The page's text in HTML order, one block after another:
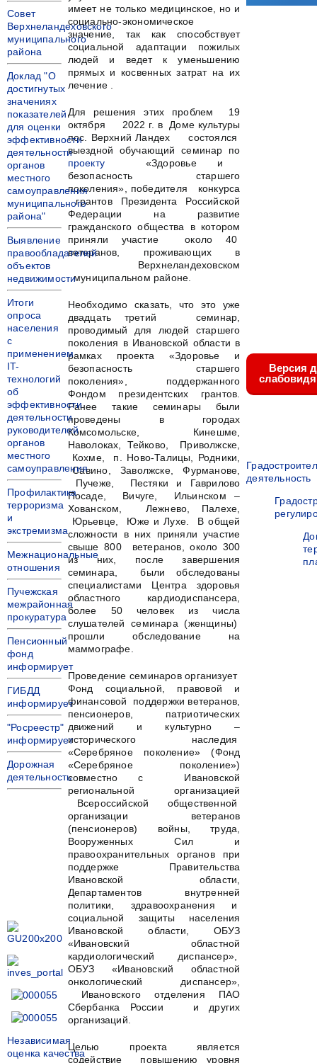
имеет не только медицинское, но и
социально-экономическое
значение, так как способствует
социальной адаптации пожилых
людей и ведет к уменьшению
прямых и косвенных затрат на их
лечение .
Для решения этих проблем 19
октября 2022 г. в Доме культуры
пос. Верхний Ландех состоялся
выездной обучающий семинар по
проекту
«Здоровье и
безопасность старшего
поколения», победителя конкурса
грантов Президента Российской
Федерации на развитие
гражданского общества в котором
приняли участие около 40
ветеранов, проживающих в
Верхнеландеховском
муниципальном районе.
Необходимо сказать, что это уже
двадцать третий семинар,
проводимый для людей старшего
поколения в Ивановской области в
рамках проекта «Здоровье и
безопасность старшего
поколения», поддержанного
Фондом президентских грантов.
Ранее такие семинары были
проведены в городах
Комсомольске, Кинешме,
Наволоках, Тейково, Приволжске,
Кохме, п. Ново-Талицы, Родники,
Савино, Заволжске, Фурманове,
Пучеже, Пестяки и Гаврилово
Посаде, Вичуге, Ильинском –
Хованском, Лежнево, Палехе,
Юрьевце, Юже и Лухе. В общей
сложности в них приняли участие
свыше 800 ветеранов, около 300
из них, после завершения
семинара, были обследованы
специалистами Центра здоровья
областного кардиодиспансера,
более 50 человек из числа
слушателей семинара (женщины)
прошли обследование на
маммографе.
Проведение семинаров организует
Фонд социальной, правовой и
финансовой поддержки ветеранов,
пенсионеров, патриотических
движений и культурно –
исторического наследия
«Серебряное поколение» (Фонд
«Серебряное поколение»)
совместно с Ивановской
региональной организацией
Всероссийской общественной
организации ветеранов
(пенсионеров) войны, труда,
Вооруженных Сил и
правоохранительных органов при
поддержке Правительства
Ивановской области,
Департаментов внутренней
политики, здравоохранения и
социальной защиты населения
Ивановской области, ОБУЗ
«Ивановский областной
кардиологический диспансер»,
ОБУЗ «Ивановский областной
онкологический диспансер»,
Ивановского отделения ПАО
Сбербанка России и других
организаций.
Целью проекта является
содействие повышению уровня
Совет
Верхнеландеховского
муниципального
района
Доклад "О
достигнутых
значениях
показателей
для оценки
эффективности
деятельности
органов
местного
самоуправления
муниципального
района"
Выявление
правообладателей
объектов
недвижимости
Итоги
опроса
населения
с
применением
IT-
технологий
об
эффективности
деятельности
руководителей
органов
местного
самоуправления
Профилактика
терроризма
и
экстремизма
Межнациональные
отношения
Пучежская
межрайонная
прокуратура
Пенсионный
фонд
информирует
ГИБДД
информирует
"Росреестр"
информирует
Дорожная
деятельность
Независимая
оценка качества
Версия
деятельность